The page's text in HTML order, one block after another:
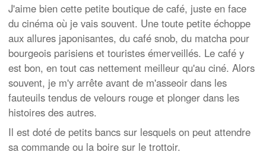
J'aime bien cette petite boutique de café, juste en face
du cinéma où je vais souvent. Une toute petite échoppe
aux allures japonisantes, du café snob, du matcha pour
bourgeois parisiens et touristes émerveillés. Le café y
est bon, en tout cas nettement meilleur qu'au ciné. Alors
souvent, je m'y arrête avant de m'asseoir dans les
fauteuils tendus de velours rouge et plonger dans les
histoires des autres.
Il est doté de petits bancs sur lesquels on peut attendre
sa commande ou la boire sur le trottoir.